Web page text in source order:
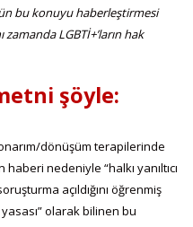
bu konuyu haberleştirmesi
LGBTİ+’ların hak
şöyle:
dönüşüm terapilerinde
nedeniyle “halkı yanıltıcı
açıldığını öğrenmiş
olarak bilinen bu